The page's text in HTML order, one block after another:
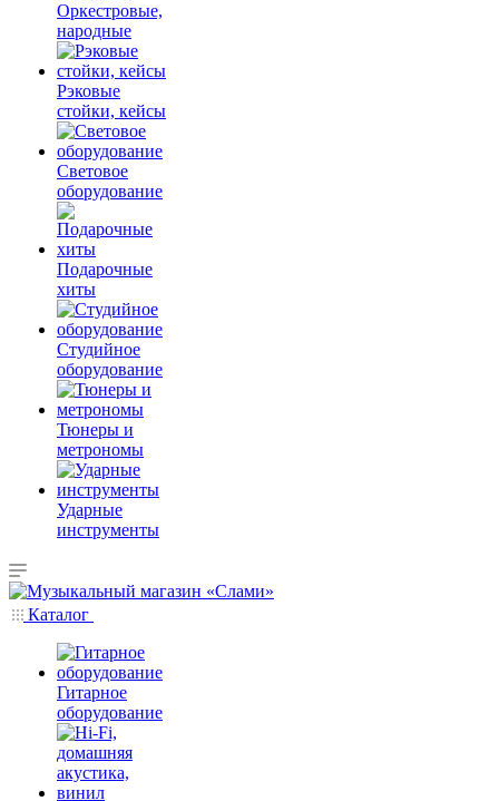
Оркестровые,
народные
Рэковые
стойки, кейсы
Световое
оборудование
Подарочные
хиты
Студийное
оборудование
Тюнеры и
метрономы
Ударные
инструменты
Каталог
Гитарное
оборудование